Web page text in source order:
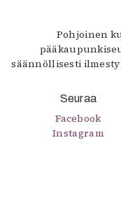
Pohjoinen
säännöllisesti
Seuraa
Facebook
Instagram